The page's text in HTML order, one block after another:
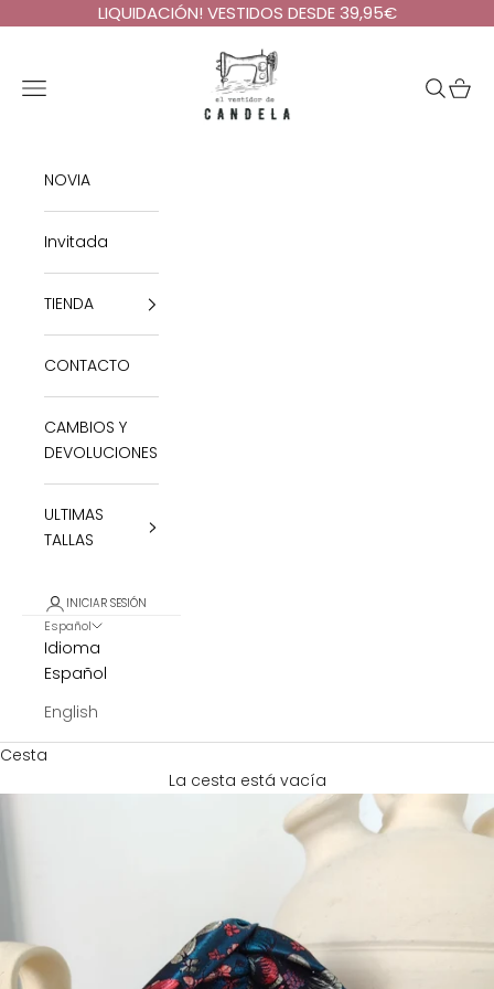
Ir al contenidoLIQUIDACIÓN! VESTIDOS DESDE 39,95€
El Vestidor de Candela
Abrir menú de navegación
AbrirAbrir
NOVIA
Invitada
TIENDA
CONTACTO
CAMBIOS Y
DEVOLUCIONES
ULTIMAS
TALLAS
INICIAR SESIÓN
Español
Idioma
Español
English
Cesta
La cesta está vacía